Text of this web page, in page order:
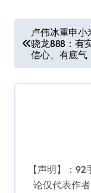
章
导
航
卢伟冰重申小
骁龙888：有
信心、有底气
【声明】：
论仅代表作